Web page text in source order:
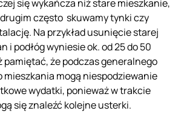
się wykańcza niż stare mieszkanie,
często skuwamy tynki czy
Na przykład usunięcie starej
i podłóg wyniesie ok. od 25 do 50
pamiętać, że podczas generalnego
mogą niespodziewanie
wydatki, ponieważ w trakcie
się znaleźć kolejne usterki.